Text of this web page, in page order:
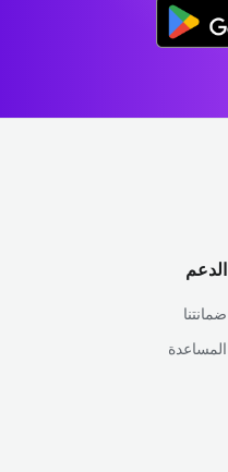
الدعم
ضمانتنا
المساعدة